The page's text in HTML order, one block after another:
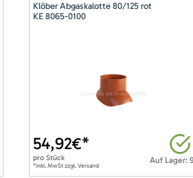
Klöber Abgaskalotte 80/125 rot
KE 8065-0100
Auf Lager: 9
54,92€*
pro Stück
*inkl. MwSt zzgl. Versand